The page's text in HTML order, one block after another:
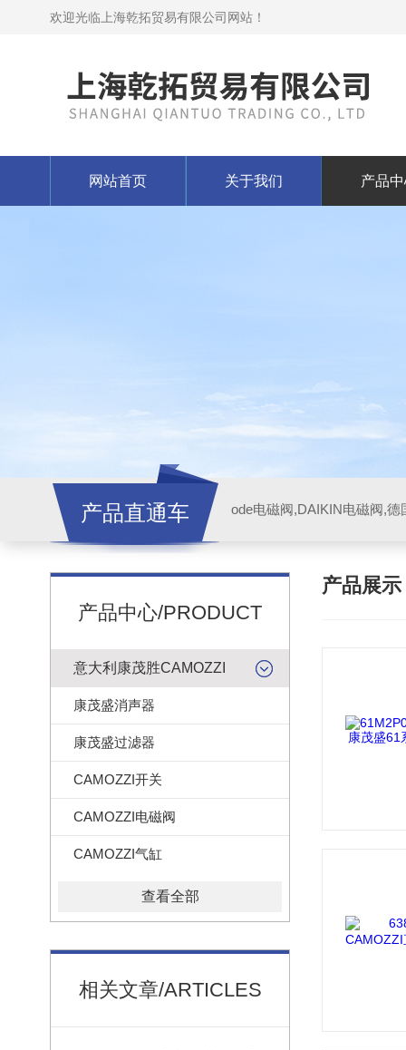
欢迎光临上海乾拓贸易有限公司网站！
网站首页 关于我们 产品
产品直通车 ode电磁阀,DAIKIN电磁阀,
产品中心/PRODUCT
意大利康茂胜CAMOZZI
康茂盛消声器
康茂盛过滤器
CAMOZZI开关
CAMOZZI电磁阀
CAMOZZI气缸
查看全部
相关文章/ARTICLES
产品展示